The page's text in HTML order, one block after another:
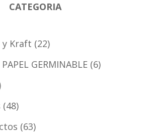
CATEGORIA
y Kraft 22
GERMINABLE 6
48
63